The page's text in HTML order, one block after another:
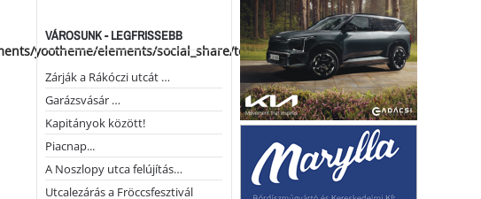
yootheme/elements/social_share/templates/template.php
VÁROSUNK - LEGFRISSEBB
Zárják a Rákóczi utcát …
Garázsvásár …
Kapitányok között!
Piacnap...
A Noszlopy utca felújítás…
Utcalezárás a Fröccsfesztivál